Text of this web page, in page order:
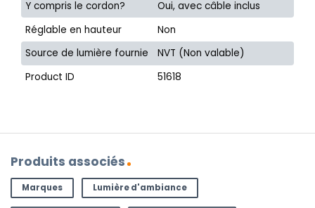
Y compris le cordon?
Oui, avec câble inclus
Réglable en hauteur
Non
Source de lumière fournie
NVT (Non valable)
Product ID
51618
Produits associés
Marques Lumière d'ambiance